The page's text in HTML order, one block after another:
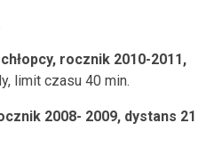
rocznik 2010-2011,
limit czasu 40 min.
2008- 2009, dystans 21